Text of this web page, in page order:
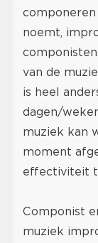
noemt,
van de
is heel
dagen/
muziek kan
moment
effectiviteit
Componist
muziek